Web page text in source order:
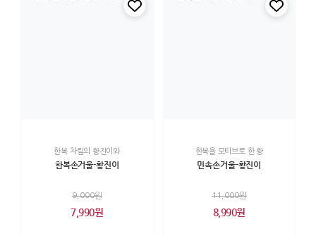
한복 차림의 황진이와
한복손거울-황진이
9,000원
7,990원
한복을 모티브로 한 황
민속손거울-황진이
11,000원
8,990원